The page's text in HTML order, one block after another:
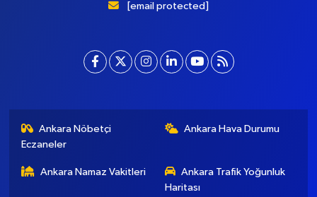
[email protected]
Ankara Nöbetçi
Eczaneler
Ankara Hava Durumu
Ankara Namaz Vakitleri
Ankara Trafik Yoğunluk
Haritası